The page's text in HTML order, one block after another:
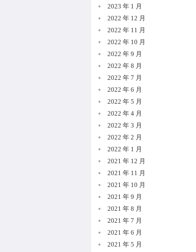
2023 年 1 月
2022 年 12 月
2022 年 11 月
2022 年 10 月
2022 年 9 月
2022 年 8 月
2022 年 7 月
2022 年 6 月
2022 年 5 月
2022 年 4 月
2022 年 3 月
2022 年 2 月
2022 年 1 月
2021 年 12 月
2021 年 11 月
2021 年 10 月
2021 年 9 月
2021 年 8 月
2021 年 7 月
2021 年 6 月
2021 年 5 月